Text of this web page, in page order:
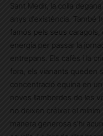
Sant Medir, la colla
anys d’existència. També
famós pels seus
energia per passar la
entrepans. Els cafès i la
fora, els vianants queden
concentració equina en
noves llambordes de les
no deixen créixer el mínim
manera generosa s’hi